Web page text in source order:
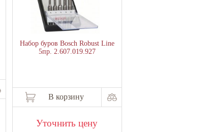
Набор буров Bosch Robust Line
5пр. 2.607.019.927
В корзину
Уточнить цену